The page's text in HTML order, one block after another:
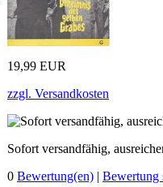
19,99 EUR
zzgl. Versandkosten
Sofort versandfähig,
0 Bewertung(en) | Bewertung